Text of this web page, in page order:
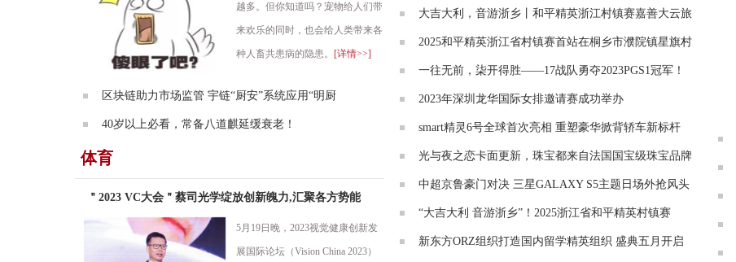
越多。但你知道吗？宠物给人们带
来欢乐的同时，也会给人类带来各
种人畜共患病的隐患。 [详情>>]
区块链助力市场监管 宇链“厨安”系统应用“明厨
40岁以上必看，常备八道麒延缓衰老！
体育
＂2023 VC大会＂蔡司光学绽放创新魄力,汇聚各方势能
5月19日晚，2023视觉健康创新发
展国际论坛（Vision China 2023）
大吉大利，音游浙乡丨和平精英浙江村镇赛嘉善大云旅
2025和平精英浙江省村镇赛首站在桐乡市濮院镇星旗村
一往无前，柒开得胜——17战队勇夺2023PGS1冠军！
2023年深圳龙华国际女排邀请赛成功举办
smart精灵6号全球首次亮相 重塑豪华掀背轿车新标杆
光与夜之恋卡面更新，珠宝都来自法国国宝级珠宝品牌
中超京鲁豪门对决 三星GALAXY S5主题日场外抢风头
“大吉大利 音游浙乡”！2025浙江省和平精英村镇赛
新东方ORZ组织打造国内留学精英组织 盛典五月开启